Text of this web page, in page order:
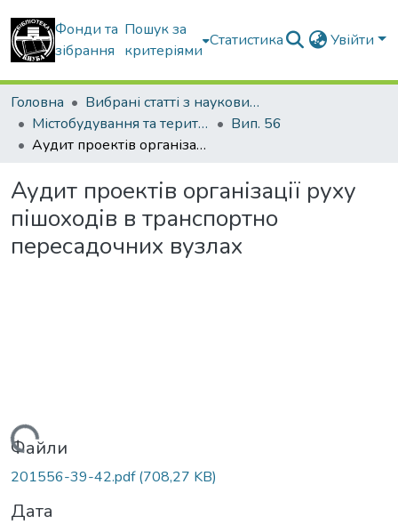
Фонди та
зібрання
Пошук за
критеріями
Статистика Увійти
Головна
Вибрані статті з наукових збірників КНУБА
Містобудування та територіальне планування
Вип. 56
Аудит проектів організації руху пішоходів в транспортно пересадочних вузлах
Аудит проектів організації руху
пішоходів в транспортно
пересадочних вузлах
Вантажиться...
Файли
201556-39-42.pdf(708,27 KB)
Дата